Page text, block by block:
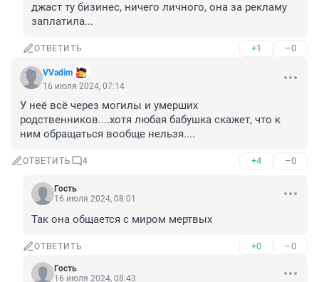
джаст ту бизинес, ничего личного, она за рекламу
заплатила...
ОТВЕТИТЬ +1 –0
VVadim
16 июля 2024, 07:14
У неё всё через могилы и умерших
родственников....хотя любая бабушка скажет, что к
ним обращаться вообще нельзя....
ОТВЕТИТЬ 4 +4 –0
Гость
16 июля 2024, 08:01
Так она общается с миром мертвых
ОТВЕТИТЬ +0 –0
Гость
16 июля 2024, 08:43